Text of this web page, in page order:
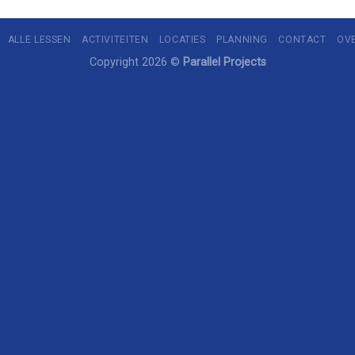
ALLE LESSEN ACTIVITEITEN LOCATIES PLANNING CONTACT
Copyright 2026 © Parallel Projects